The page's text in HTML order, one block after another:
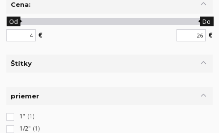
Cena:
€
Od Do
€
Štítky
priemer
1" (1)
1/2" (1)